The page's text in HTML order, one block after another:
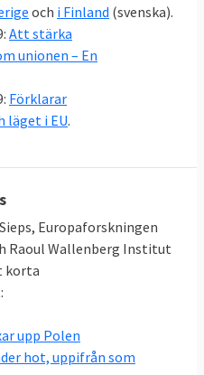
är centralt hos
alla europeiska
genom lag”,
inom statsrätt
i Venedig,
för rättsstatlighet
i Polen.
och i Finland (svenska).
Att stärka
unionen – En
Förklarar
läget i EU.
Europaforskningen
Raoul Wallenberg Institut
korta
upp Polen
hot, uppifrån som